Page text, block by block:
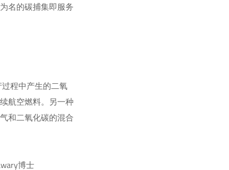
名的碳捕集即服务
程中产生的二氧
航空燃料。另一种
和二氧化碳的混合
博士